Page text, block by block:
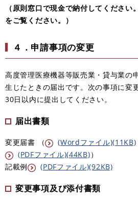
（原則窓口で現金で納付してください
をご覧ください。
）
４．申請事項の変更
高度管理医療機器等販売業・貸与業の
生じたときの届出です。次の事項に変
30日以内に提出してください。
届出書類
変更届書 （ (Wordファイル)(11KB)
(PDFファイル)(44KB)）
記載例
(PDFファイル)(92KB)
変更事項及び添付書類